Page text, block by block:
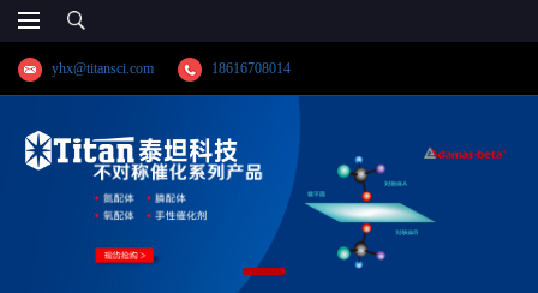
yhx@titansci.com 18616708014